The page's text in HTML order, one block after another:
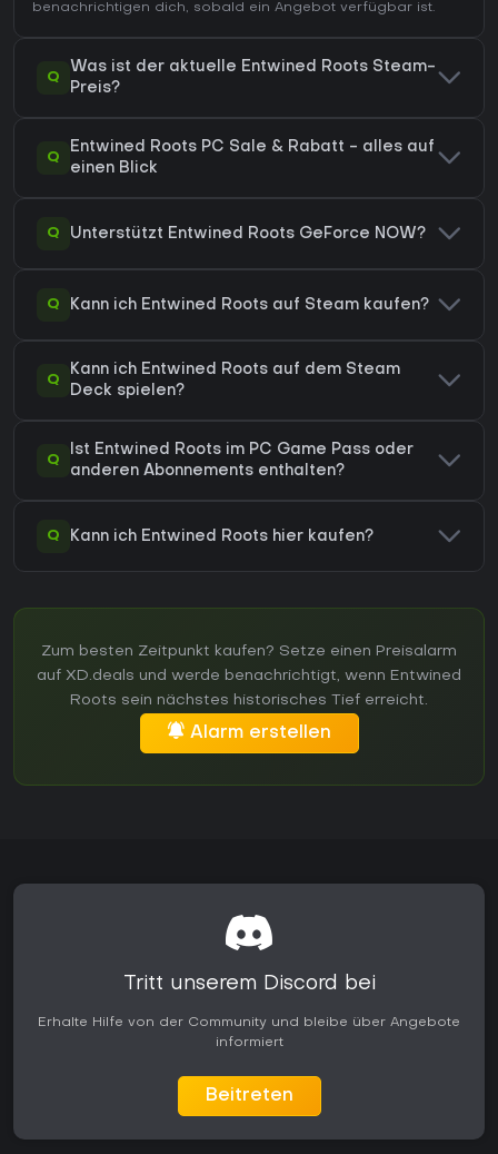
benachrichtigen dich, sobald ein Angebot verfügbar ist.
Q
Was ist der aktuelle Entwined Roots Steam-
Preis?
Q
Entwined Roots PC Sale & Rabatt - alles auf
einen Blick
Q Unterstützt Entwined Roots GeForce NOW?
Q Kann ich Entwined Roots auf Steam kaufen?
Q
Kann ich Entwined Roots auf dem Steam
Deck spielen?
Q
Ist Entwined Roots im PC Game Pass oder
anderen Abonnements enthalten?
Q Kann ich Entwined Roots hier kaufen?
Zum besten Zeitpunkt kaufen? Setze einen Preisalarm
auf XD.deals und werde benachrichtigt, wenn Entwined
Roots sein nächstes historisches Tief erreicht.
Alarm erstellen
Tritt unserem Discord bei
Erhalte Hilfe von der Community und bleibe über Angebote
informiert
Beitreten